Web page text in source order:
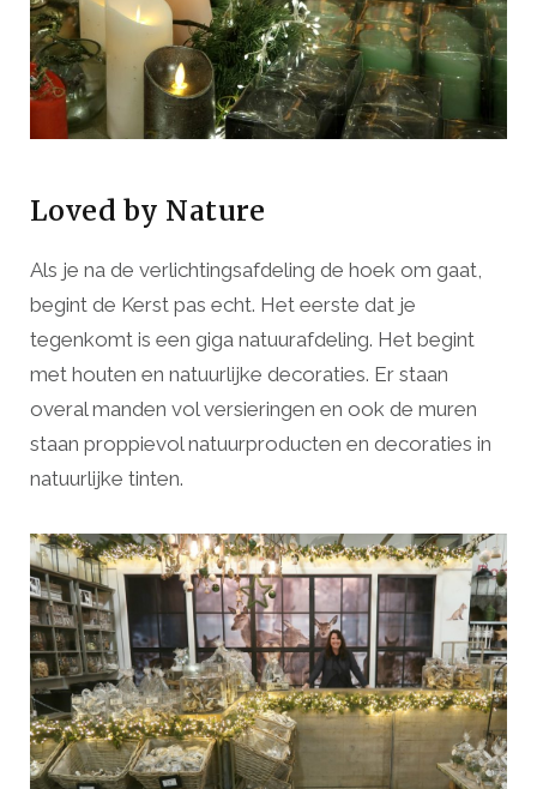
Loved by Nature
Als je na de verlichtingsafdeling de hoek om gaat,
begint de Kerst pas echt. Het eerste dat je
tegenkomt is een giga natuurafdeling. Het begint
met houten en natuurlijke decoraties. Er staan
overal manden vol versieringen en ook de muren
staan proppievol natuurproducten en decoraties in
natuurlijke tinten.